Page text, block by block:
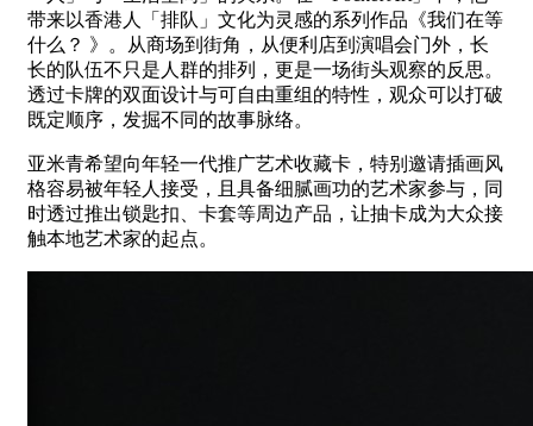
带来以香港人「排队」文化为灵感的系列作品《我们在等
什么？ 》。从商场到街角，从便利店到演唱会门外，长
长的队伍不只是人群的排列，更是一场街头观察的反思。
透过卡牌的双面设计与可自由重组的特性，观众可以打破
既定顺序，发掘不同的故事脉络。
亚米青希望向年轻一代推广艺术收藏卡，特别邀请插画风
格容易被年轻人接受，且具备细腻画功的艺术家参与，同
时透过推出锁匙扣、卡套等周边产品，让抽卡成为大众接
触本地艺术家的起点。